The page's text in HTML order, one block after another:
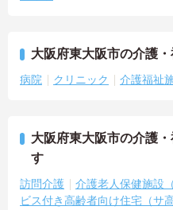
大阪府東大阪市の介護
病院 クリニック 介護福祉
大阪府東大阪市の介護
す
訪問介護 介護老人保健施設
ビス付き高齢者向け住宅（サ高